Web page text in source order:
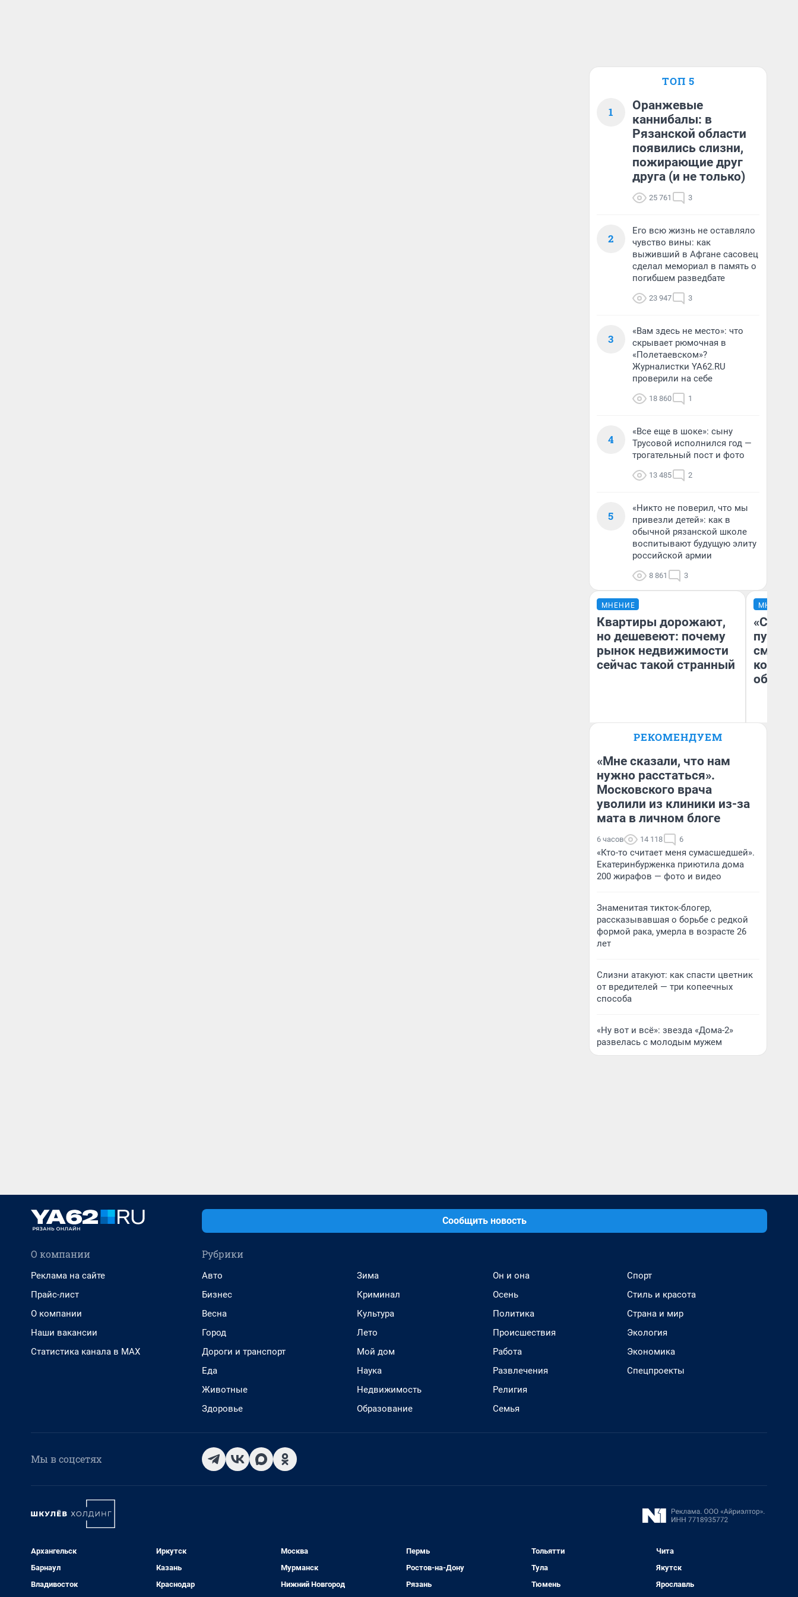
ТОП 5
1
Оранжевые
каннибалы: в
Рязанской области
появились слизни,
пожирающие друг
друга (и не только)
25 761 3
2
Его всю жизнь не оставляло
чувство вины: как
выживший в Афгане сасовец
сделал мемориал в память о
погибшем разведбате
23 947 3
3
«Вам здесь не место»: что
скрывает рюмочная в
«Полетаевском»?
Журналистки YA62.RU
проверили на себе
18 860 1
4
«Все еще в шоке»: сыну
Трусовой исполнился год —
трогательный пост и фото
13 485 2
5
«Никто не поверил, что мы
привезли детей»: как в
обычной рязанской школе
воспитывают будущую элиту
российской армии
8 861 3
МНЕНИЕ
Квартиры дорожают,
но дешевеют: почему
рынок недвижимости
сейчас такой странный
Екатерина Торопова
недвижимости
МНЕНИЕ
РЕКОМЕНДУЕМ
«Мне сказали, что нам
нужно расстаться».
Московского врача
уволили из клиники из-за
мата в личном блоге
6 часов 14 118 6
«Кто-то считает меня сумасшедшей».
Екатеринбурженка приютила дома
200 жирафов — фото и видео
Знаменитая тикток-блогер,
рассказывавшая о борьбе с редкой
формой рака, умерла в возрасте 26
лет
Слизни атакуют: как спасти цветник
от вредителей — три копеечных
способа
«Ну вот и всё»: звезда «Дома-2»
развелась с молодым мужем
Сообщить новость
О компании
Реклама на сайте
Прайс-лист
О компании
Наши вакансии
Статистика канала в MAX
Рубрики
Авто
Бизнес
Весна
Город
Дороги и транспорт
Еда
Животные
Здоровье
Зима
Криминал
Культура
Лето
Мой дом
Наука
Недвижимость
Образование
Он и она
Осень
Политика
Происшествия
Работа
Развлечения
Религия
Семья
Спорт
Стиль и красота
Страна и мир
Экология
Экономика
Спецпроекты
Мы в соцсетях
Архангельск
Барнаул
Владивосток
Иркутск
Казань
Краснодар
Москва
Мурманск
Нижний Новгород
Пермь
Ростов-на-Дону
Рязань
Тольятти
Тула
Тюмень
Чита
Якутск
Ярославль